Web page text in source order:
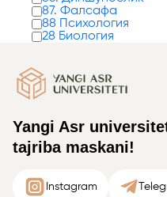
87. Фалсафа
88 Психология
28 Биология
Yangi Asr
tajriba maskani!
Instagram